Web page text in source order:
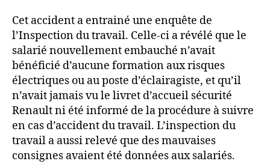
Cet accident a entrainé une enquête de
l’Inspection du travail. Celle-ci a révélé que le
salarié nouvellement embauché n’avait
bénéficié d’aucune formation aux risques
électriques ou au poste d’éclairagiste, et qu’il
n’avait jamais vu le livret d’accueil sécurité
Renault ni été informé de la procédure à suivre
en cas d’accident du travail. L’inspection du
travail a aussi relevé que des mauvaises
consignes avaient été données aux salariés.